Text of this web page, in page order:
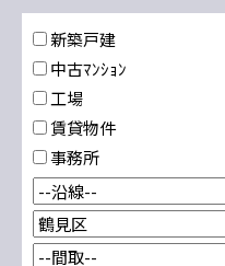
新築戸建
中古ﾏﾝｼｮﾝ
工場
賃貸物件
事務所